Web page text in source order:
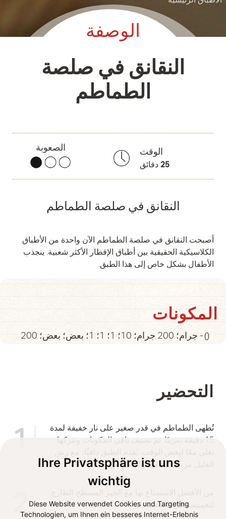
Ihre Privatsphäre ist uns
wichtig
Diese Website verwendet Cookies und Targeting
Technologien, um Ihnen ein besseres Internet-Erlebnis
الوصفة
النقانق في صلصة
الطماطم
الصعوبة الوقت
25 دقائق
النقانق في صلصة الطماطم
أصبحت النقانق في صلصة الطماطم الآن واحدة من الأطباق
الكلاسيكية الحقيقية بين أطباق الإفطار الأكثر شعبية. ينجذب
الأطفال بشكل خاص إلى هذا الطبق.
المكونات
200 جرام؛ 200 جرام؛ 10؛ 1؛ 1؛ 1؛ بعض؛ بعض؛ -0
التحضير
1
تُطهى الطماطم في قدر صغير على نار خفيفة لمدة
15 دقيقة تقريبًا. ثم نضيف باقي المكونات ونتركها
القليل من جبنة الفيتا والبقدونس.
2
لتغميسه في الصلصة.